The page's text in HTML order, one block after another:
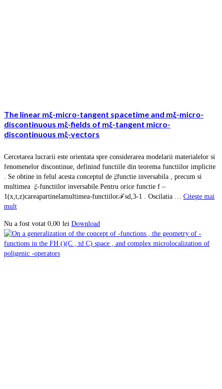
The linear mξ-micro-tangent spacetime and mξ-micro-
discontinuous mξ-fields of mξ-tangent micro-
discontinuous mξ-vectors
Cercetarea lucrarii este orientata spre considerarea modelarii materialelor si
fenomenelor discontinue, definind functiile din teorema functiilor implicite
. Se obtine in felul acesta conceptul de 𝜉functie inversabila , precum si
multimea 𝜉-functiilor inversabile.Pentru orice functie f –
1(x,t,z)careapartinelamultimea-functiilorℱsd,3-1 . Oscilatia … Citeşte mai
mult
Nu a fost votat 0,00 lei Download